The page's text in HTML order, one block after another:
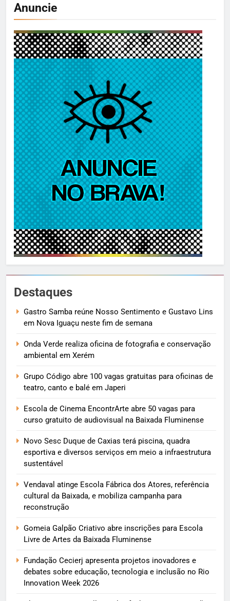
Anuncie
Destaques
Gastro Samba reúne Nosso Sentimento e Gustavo Lins
em Nova Iguaçu neste fim de semana
Onda Verde realiza oficina de fotografia e conservação
ambiental em Xerém
Grupo Código abre 100 vagas gratuitas para oficinas de
teatro, canto e balé em Japeri
Escola de Cinema EncontrArte abre 50 vagas para
curso gratuito de audiovisual na Baixada Fluminense
Novo Sesc Duque de Caxias terá piscina, quadra
esportiva e diversos serviços em meio a infraestrutura
sustentável
Vendaval atinge Escola Fábrica dos Atores, referência
cultural da Baixada, e mobiliza campanha para
reconstrução
Gomeia Galpão Criativo abre inscrições para Escola
Livre de Artes da Baixada Fluminense
Fundação Cecierj apresenta projetos inovadores e
debates sobre educação, tecnologia e inclusão no Rio
Innovation Week 2026